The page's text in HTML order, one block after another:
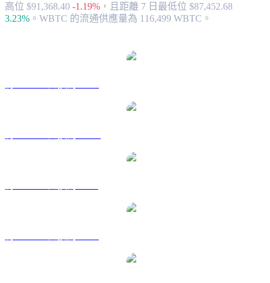
高位 $91,368.40 -1.19% ， 且距離 7 日最低位 $87,452.68
3.23% 。 WBTC 的流通供應量為 116,499 WBTC。